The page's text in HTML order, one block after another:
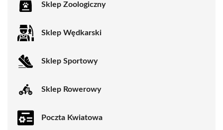
Sklep Zoologiczny
Sklep Wędkarski
Sklep Sportowy
Sklep Rowerowy
Poczta Kwiatowa